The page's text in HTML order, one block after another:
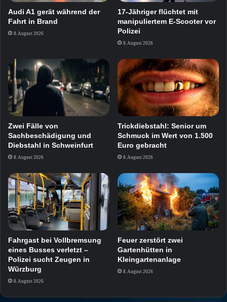
Audi A1 gerät während der
Fahrt in Brand
8. August 2026
17-Jähriger flüchtet mit
manipuliertem E-Scooter vor
Polizei
8. August 2026
Zwei Fälle von
Sachbeschädigung und
Diebstahl in Schweinfurt
8. August 2026
Trickdiebstahl: Senior um
Schmuck im Wert von 1.500
Euro gebracht
8. August 2026
Fahrgast bei Vollbremsung
eines Busses verletzt –
Polizei sucht Zeugen in
Würzburg
8. August 2026
Feuer zerstört zwei
Gartenhütten in
Kleingartenanlage
8. August 2026